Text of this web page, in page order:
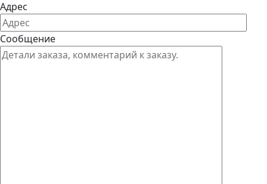
Адрес
Сообщение